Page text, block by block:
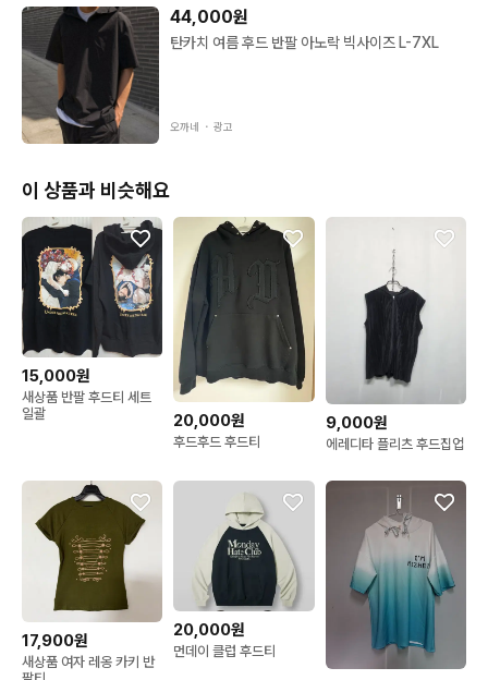
44,000원
탄카치 여름 후드 반팔 아노락 빅사이즈 L-7XL
오까네 ・ 광고
이 상품과 비슷해요
15,000원
새상품 반팔 후드티 세트
일괄
20,000원
후드후드 후드티
9,000원
에레디타 플리츠 후드집업
17,900원
새상품 여자 레옹 카키 반
20,000원
먼데이 클럽 후드티